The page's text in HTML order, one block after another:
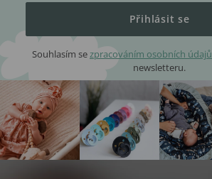
Přihlásit se
Souhlasím se zpracováním osobních údajů
newsletteru.